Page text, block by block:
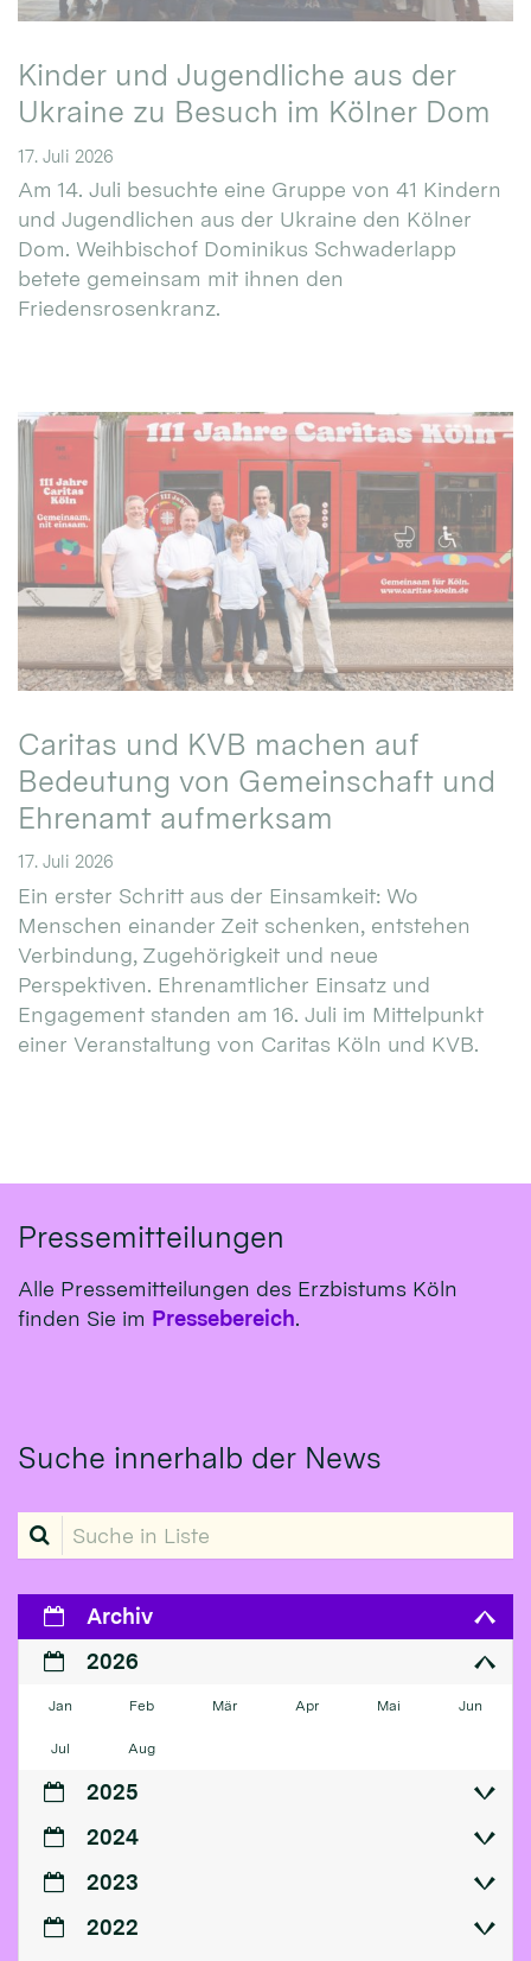
Kinder und Jugendliche aus der
Ukraine zu Besuch im Kölner Dom
17. Juli 2026
Am 14. Juli besuchte eine Gruppe von 41 Kindern
und Jugendlichen aus der Ukraine den Kölner
Dom. Weihbischof Dominikus Schwaderlapp
betete gemeinsam mit ihnen den
Friedensrosenkranz.
Caritas und KVB machen auf
Bedeutung von Gemeinschaft und
Ehrenamt aufmerksam
17. Juli 2026
Ein erster Schritt aus der Einsamkeit: Wo
Menschen einander Zeit schenken, entstehen
Verbindung, Zugehörigkeit und neue
Perspektiven. Ehrenamtlicher Einsatz und
Engagement standen am 16. Juli im Mittelpunkt
einer Veranstaltung von Caritas Köln und KVB.
Pressemitteilungen
Alle Pressemitteilungen des Erzbistums Köln
finden Sie im Pressebereich.
Suche innerhalb der News
Suche in Liste
Archiv
2026
Jan Feb Mär Apr Mai Jun
Jul Aug
2025
2024
2023
2022